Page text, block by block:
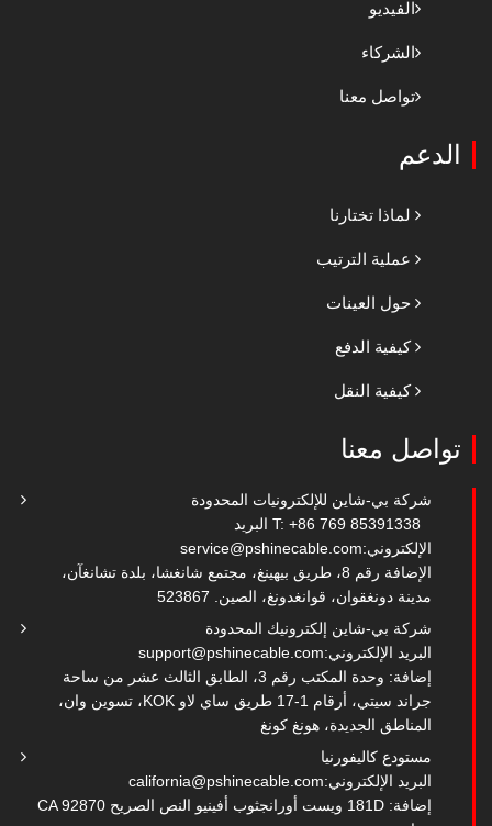
الفيديو
الشركاء
تواصل معنا
الدعم
لماذا تختارنا
عملية الترتيب
حول العينات
كيفية الدفع
كيفية النقل
تواصل معنا
شركة بي-شاين للإلكترونيات المحدودة
T: +86 769 85391338 البريد
الإلكتروني:service@pshinecable.com
الإضافة رقم 8، طريق بيهينغ، مجتمع شانغشا، بلدة تشانغآن،
مدينة دونغقوان، قوانغدونغ، الصين. 523867
شركة بي-شاين إلكترونيك المحدودة
البريد الإلكتروني:support@pshinecable.com
إضافة: وحدة المكتب رقم 3، الطابق الثالث عشر من ساحة
جراند سيتي، أرقام 1-17 طريق ساي لاو KOK، تسوين وان،
المناطق الجديدة، هونغ كونغ
مستودع كاليفورنيا
البريد الإلكتروني:california@pshinecable.com
إضافة: 181D ويست أورانجثوب أفينيو النص الصريح CA 92870